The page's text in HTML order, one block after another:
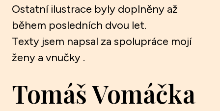
Ostatní ilustrace byly doplněny až
během posledních dvou let.
Texty jsem napsal za spolupráce mojí
ženy a vnučky .
Tomáš Vomáčka